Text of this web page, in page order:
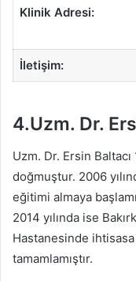
Klinik Adresi:
İletişim:
4.Uzm. Dr.
Uzm. Dr. Ersin Baltacı
doğmuştur. 2006
eğitimi almaya
2014 yılında ise
Hastanesinde ihtisasa
tamamlamıştır.